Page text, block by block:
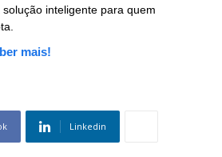
solução inteligente para quem
mais!
Linkedin